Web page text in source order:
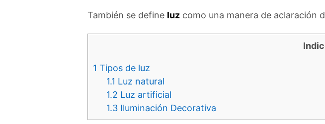
También se define luz como una manera de aclaración
1 Tipos de luz
1.1 Luz natural
1.2 Luz artificial
1.3 Iluminación Decorativa